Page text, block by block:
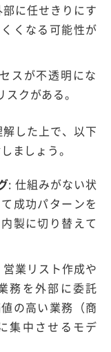
部に任せきりにす
くなる可能性が
スが不透明にな
クがある。
した上で、以下
ましょう。
:仕組みがない状
成功パターンを
製に切り替えて
営業リスト作成や
務を外部に委託
の高い業務（商
集中させるモデ